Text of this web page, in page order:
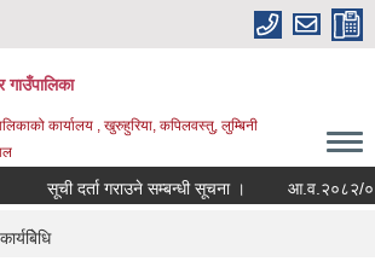
कार्यालय , खुरुहुरिया, कपिलवस्तु, लुम्बिनी
सूची दर्ता गराउने सम्बन्धी सूचना । आ.व.२०८२/